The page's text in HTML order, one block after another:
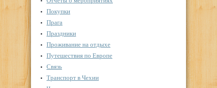
Покупки
Прага
Праздники
Проживание на отдыхе
Путешествия по Европе
Связь
Транспорт в Чехии